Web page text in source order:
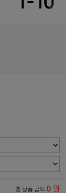
총 상품 금액 0 원